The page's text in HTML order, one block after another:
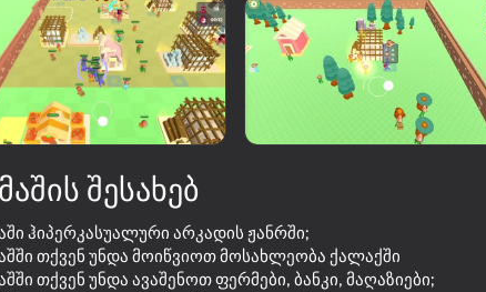
მოთამაშის რეიტინგი
Light Company
შესახებ
ჰიპერკასუალური არკადის ჟანრში;
თქვენ უნდა მოიწვიოთ მოსახლეობა ქალაქში
თქვენ უნდა ავაშენოთ ფერმები, ბანკი, მაღაზიები;